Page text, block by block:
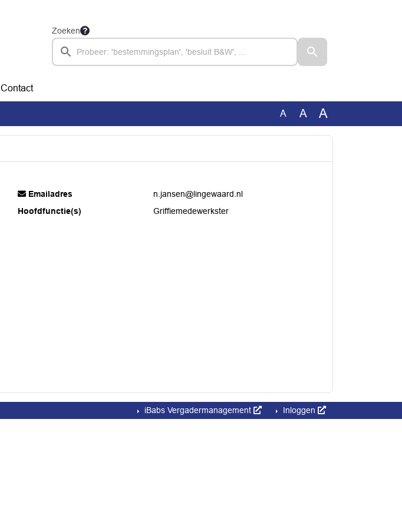
Zoeken
Contact
A A A
Emailadres
n.jansen@lingewaard.nl
Hoofdfunctie(s)
Griffiemedewerkster
iBabs Vergadermanagement Inloggen